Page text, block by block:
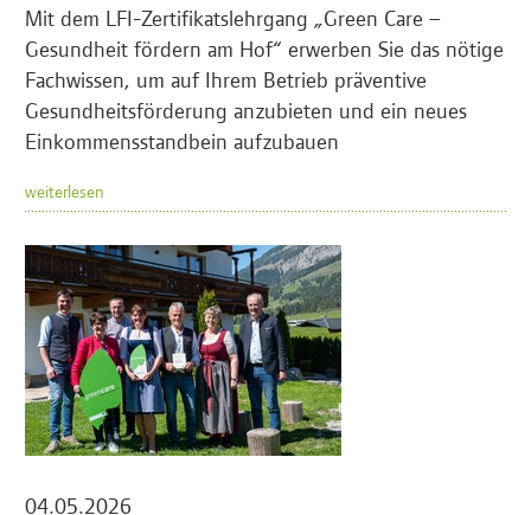
Mit dem LFI-Zertifikatslehrgang „Green Care –
Gesundheit fördern am Hof“ erwerben Sie das nötige
Fachwissen, um auf Ihrem Betrieb präventive
Gesundheitsförderung anzubieten und ein neues
Einkommensstandbein aufzubauen
weiterlesen
04.05.2026